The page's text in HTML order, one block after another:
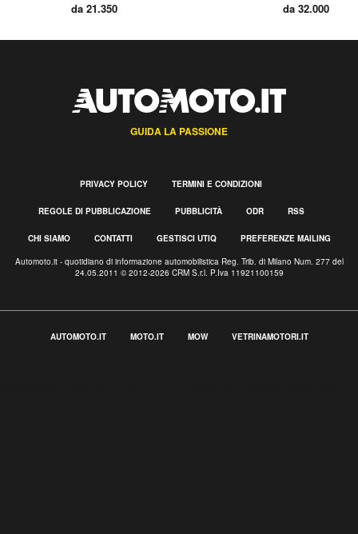
da 21.350
da 32.000
GUIDA LA PASSIONE
PRIVACY POLICY TERMINI E CONDIZIONI
REGOLE DI PUBBLICAZIONE PUBBLICITÀ ODR RSS
CHI SIAMO CONTATTI GESTISCI UTIQ PREFERENZE MAILING
Automoto.it - quotidiano di informazione automobilistica Reg. Trib. di Milano Num. 277 del
24.05.2011 © 2012-2026 CRM S.r.l. P.Iva 11921100159
AUTOMOTO.IT MOTO.IT MOW VETRINAMOTORI.IT